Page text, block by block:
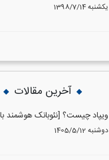
1398/7/14 یکشنبه
آخرین مقالات
ویپاد چیست؟ [نئوبانک هوشمند
1405/5/12 دوشنبه